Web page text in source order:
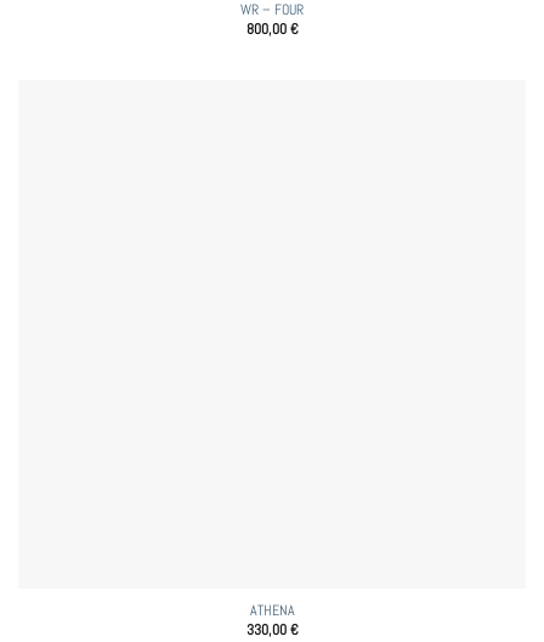
WR – FOUR
800,00€
ATHENA
330,00€